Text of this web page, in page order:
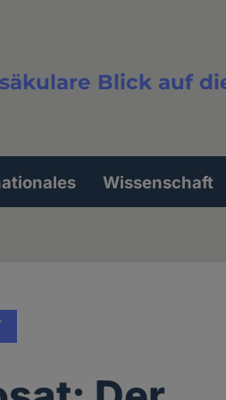
Blick auf
Wissenschaft